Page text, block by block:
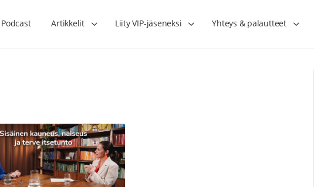
Podcast Artikkelit Liity VIP-jäseneksi Yhteys & palautteet